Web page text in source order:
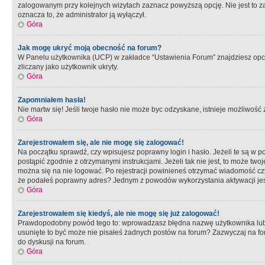
zalogowanym przy kolejnych wizytach zaznacz powyższą opcję. Nie jest
oznacza to, że administrator ją wyłączył.
Góra
Jak mogę ukryć moją obecność na forum?
W Panelu użytkownika (UCP) w zakładce “Ustawienia Forum” znajdziesz
zliczany jako użytkownik ukryty.
Góra
Zapomniałem hasła!
Nie martw się! Jeśli twoje hasło nie może byc odzyskane, istnieje
Góra
Zarejestrowałem się, ale nie mogę się zalogować!
Na początku sprawdź, czy wpisujesz poprawny login i hasło. Jeżeli te są w
postąpić zgodnie z otrzymanymi instrukcjami. Jeżeli tak nie jest, to może
można się na nie logować. Po rejestracji powinieneś otrzymać wiadomość
że podałeś poprawny adres? Jednym z powodów wykorzystania aktywacji
Góra
Zarejestrowałem się kiedyś, ale nie mogę się już zalogować!
Prawdopodobny powód tego to: wprowadzasz błędna nazwę użytkownika
usunięte to być może nie pisałeś żadnych postów na forum? Zazwyczaj na
do dyskusji na forum.
Góra